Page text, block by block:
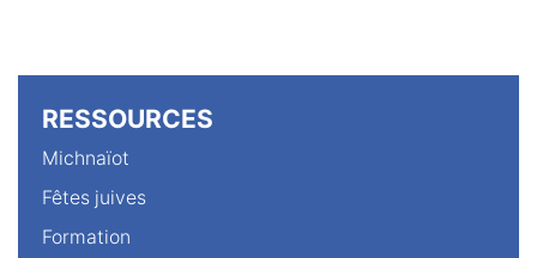
RESSOURCES
Michnaïot
Fêtes juives
Formation